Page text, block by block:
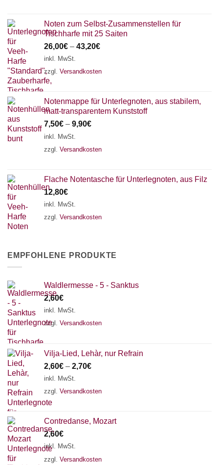
Noten zum Selbst-Zusammenstellen für
Tischharfe mit 25 Saiten
26,00€ – 43,20€
inkl. MwSt.
zzgl. Versandkosten
Notenmappe für Unterlegnoten, aus stabilem,
matt-transparentem Kunststoff
7,50€ – 9,90€
inkl. MwSt.
zzgl. Versandkosten
Flache Notentasche für Unterlegnoten, aus Filz
12,80€
inkl. MwSt.
zzgl. Versandkosten
EMPFOHLENE PRODUKTE
Waldlermesse - 5 - Sanktus
2,60€
inkl. MwSt.
zzgl. Versandkosten
Vilja-Lied, Lehàr, nur Refrain
2,60€ – 2,70€
inkl. MwSt.
zzgl. Versandkosten
Contredanse, Mozart
2,60€
inkl. MwSt.
zzgl. Versandkosten